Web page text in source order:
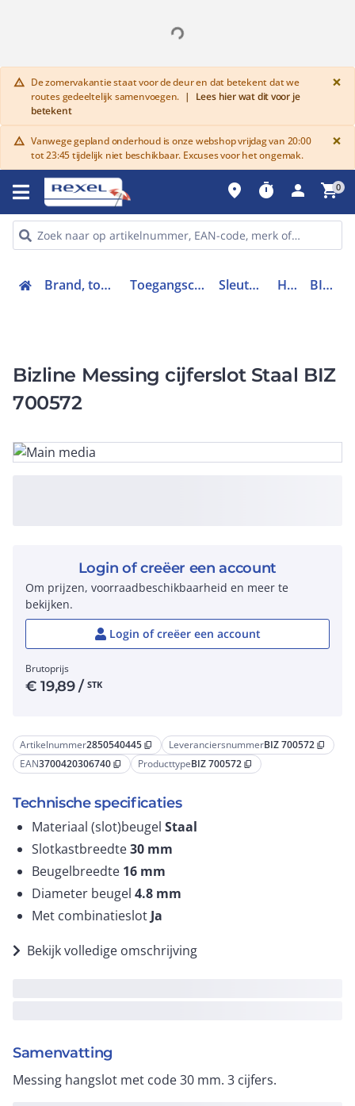
warning De zomervakantie staat voor de deur en dat betekent dat we
routes gedeeltelijk samenvoegen. |
Lees hier wat dit voor je
betekent
×
warning Vanwege gepland onderhoud is onze webshop vrijdag van 20:00
tot 23:45 tijdelijk niet beschikbaar. Excuses voor het ongemak.
×
place timer person shopping_cart0
Brand, toegang en inbraak Toegangscontrolesystemen Sleutels en sloten Hangslot BIZ 700572
Bizline Messing cijferslot Staal BIZ
700572
Artikelnummer2850540445 content_copy LeveranciersnummerBIZ 700572 content_copy
EAN3700420306740 content_copy ProducttypeBIZ 700572 content_copy
Technische specificaties
Materiaal (slot)beugel Staal
Slotkastbreedte30 mm
Beugelbreedte 16 mm
Diameter beugel 4.8 mm
Met combinatieslot Ja
Bekijk volledige omschrijving
Samenvatting
Messing hangslot met code 30 mm. 3 cijfers.
Login of creëer een account
Om prijzen, voorraadbeschikbaarheid en meer te
bekijken.
Login of creëer een account
Brutoprijs
€19,89/ STK